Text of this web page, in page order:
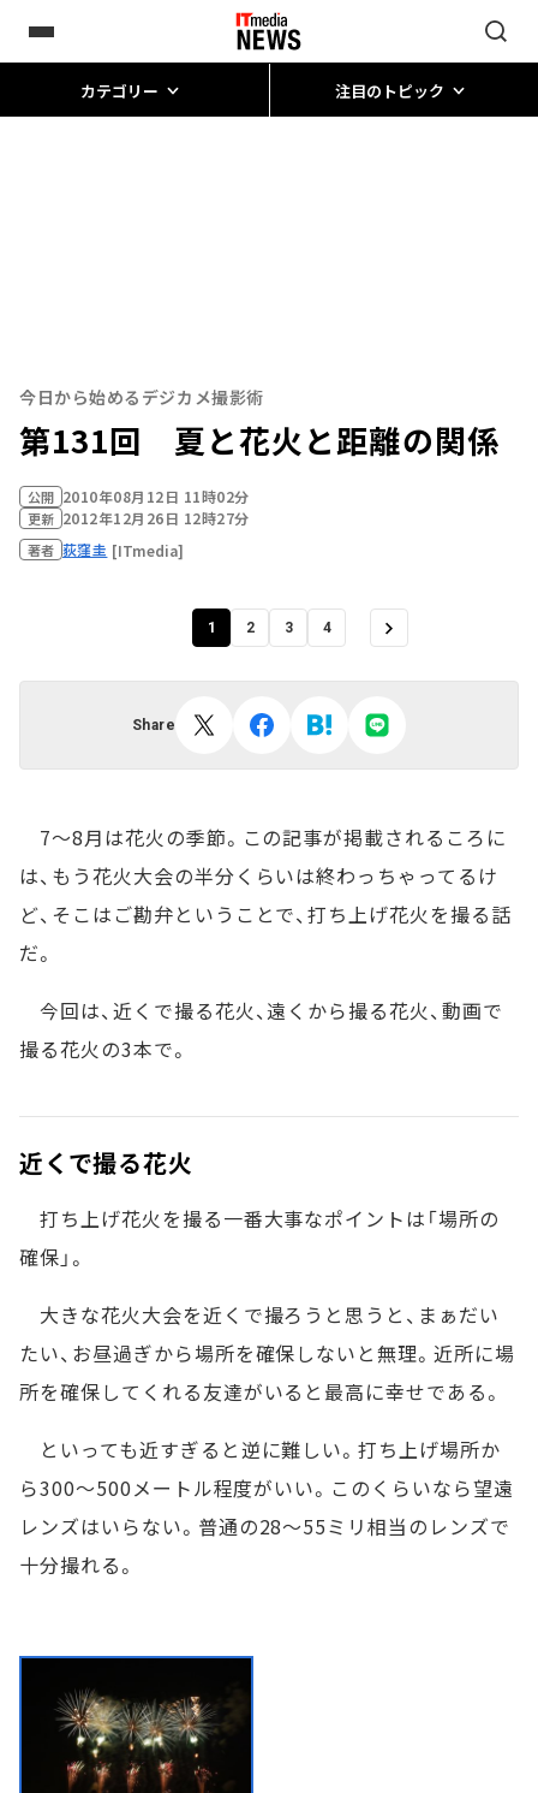
カテゴリー 注目のトピック
今日から始めるデジカメ撮影術
第131回 夏と花火と距離の関係
公開 2010年08月12日 11時02分
更新 2012年12月26日 12時27分
著者 荻窪圭 [ITmedia]
1 2 3 4
Share
7～8月は花火の季節。この記事が掲載されるころに
は、もう花火大会の半分くらいは終わっちゃってるけ
ど、そこはご勘弁ということで、打ち上げ花火を撮る話
だ。
今回は、近くで撮る花火、遠くから撮る花火、動画で
撮る花火の3本で。
近くで撮る花火
打ち上げ花火を撮る一番大事なポイントは「場所の
確保」。
大きな花火大会を近くで撮ろうと思うと、まぁだい
たい、お昼過ぎから場所を確保しないと無理。近所に場
所を確保してくれる友達がいると最高に幸せである。
といっても近すぎると逆に難しい。打ち上げ場所か
ら300～500メートル程度がいい。このくらいなら望遠
レンズはいらない。普通の28～55ミリ相当のレンズで
十分撮れる。